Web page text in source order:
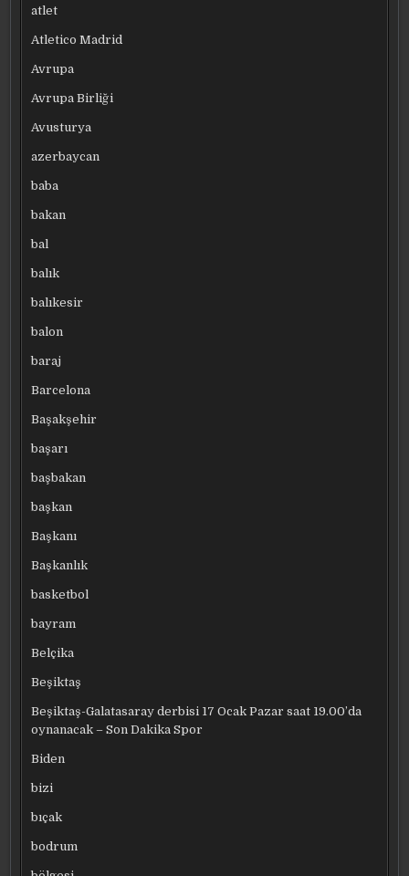
atlet
Atletico Madrid
Avrupa
Avrupa Birliği
Avusturya
azerbaycan
baba
bakan
bal
balık
balıkesir
balon
baraj
Barcelona
Başakşehir
başarı
başbakan
başkan
Başkanı
Başkanlık
basketbol
bayram
Belçika
Beşiktaş
Beşiktaş-Galatasaray derbisi 17 Ocak Pazar saat 19.00’da
oynanacak – Son Dakika Spor
Biden
bizi
bıçak
bodrum